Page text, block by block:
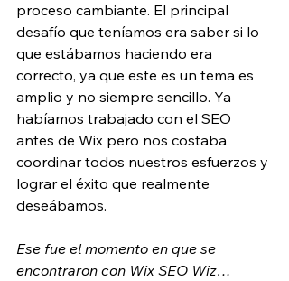
proceso cambiante. El principal
desafío que teníamos era saber si lo
que estábamos haciendo era
correcto, ya que este es un tema es
amplio y no siempre sencillo. Ya
habíamos trabajado con el SEO
antes de Wix pero nos costaba
coordinar todos nuestros esfuerzos y
lograr el éxito que realmente
deseábamos.
Ese fue el momento en que se
encontraron con Wix SEO Wiz…